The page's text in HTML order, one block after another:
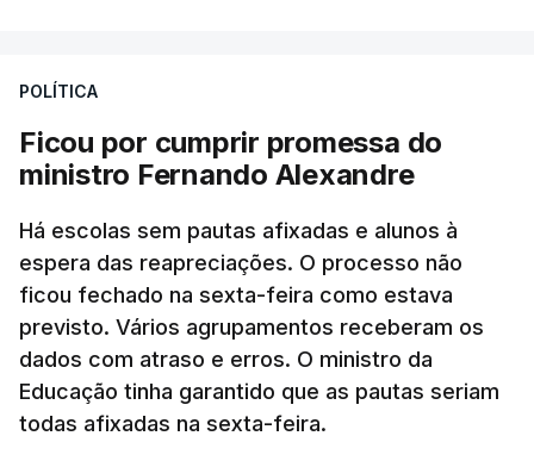
POLÍTICA
Ficou por cumprir promessa do
ministro Fernando Alexandre
Há escolas sem pautas afixadas e alunos à
espera das reapreciações. O processo não
ficou fechado na sexta-feira como estava
previsto. Vários agrupamentos receberam os
dados com atraso e erros. O ministro da
Educação tinha garantido que as pautas seriam
todas afixadas na sexta-feira.